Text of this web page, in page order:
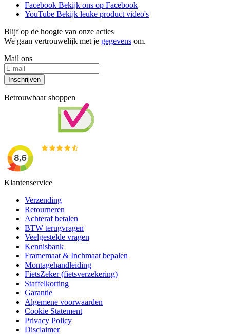
Facebook Bekijk ons op Facebook
YouTube Bekijk leuke product video's
Blijf op de hoogte van onze acties
We gaan vertrouwelijk met je gegevens om.
Mail ons
Inschrijven
Betrouwbaar shoppen
Klantenservice
Verzending
Retourneren
Achteraf betalen
BTW terugvragen
Veelgestelde vragen
Kennisbank
Framemaat & Inchmaat bepalen
Montagehandleiding
FietsZeker (fietsverzekering)
Staffelkorting
Garantie
Algemene voorwaarden
Cookie Statement
Privacy Policy
Disclaimer